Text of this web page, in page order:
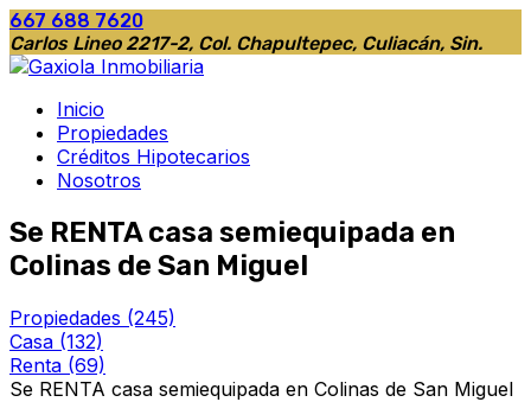
667 688 7620
Carlos Lineo 2217-2, Col. Chapultepec, Culiacán, Sin.
Inicio
Propiedades
Créditos Hipotecarios
Nosotros
Se RENTA casa semiequipada en
Colinas de San Miguel
Propiedades (245)
Casa (132)
Renta (69)
Se RENTA casa semiequipada en Colinas de San Miguel